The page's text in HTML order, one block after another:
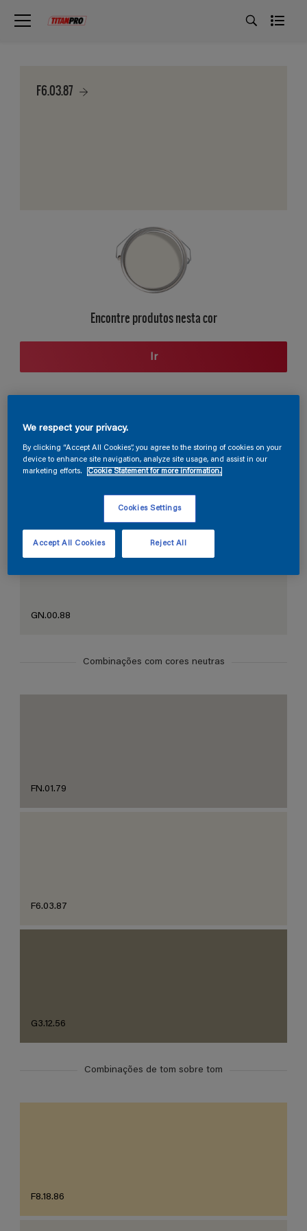
F6.03.87
Encontre produtos nesta cor
Ir
Seção de cores
GN.00.88
Combinações com cores neutras
FN.01.79
F6.03.87
G3.12.56
Combinações de tom sobre tom
F8.18.86
We respect your privacy.
By clicking “Accept All Cookies”, you agree to the storing of cookies on your
device to enhance site navigation, analyze site usage, and assist in our
marketing efforts.
Cookie Statement for more information.
Cookies Settings
Reject All
Accept All Cookies